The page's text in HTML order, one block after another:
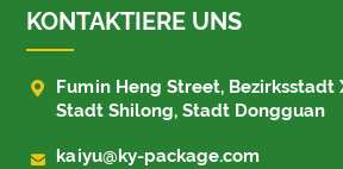
KONTAKTIERE UNS

Fumin Heng Street, Bezirksstadt
Stadt Shilong, Stadt Dongguan
 kaiyu@ky-package.com